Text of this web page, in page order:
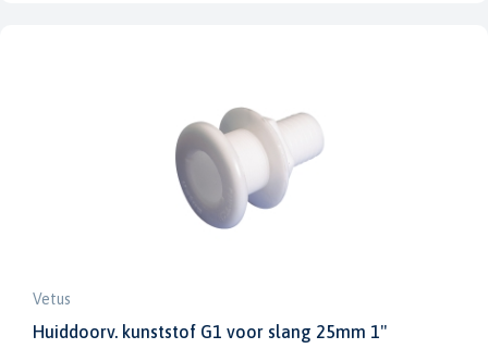
Vetus
Huiddoorv. kunststof G1 voor slang 25mm 1''